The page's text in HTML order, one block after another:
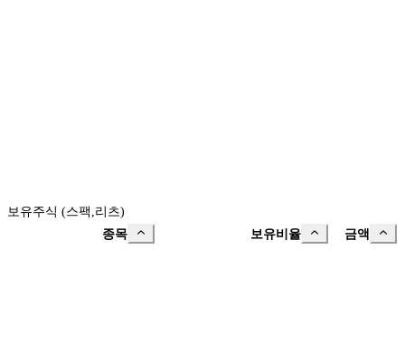
보유주식 (스팩,리츠)
종목
보유비율 금액